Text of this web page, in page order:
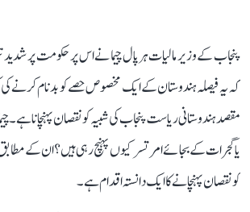
پنجاب کے وزیر مالیات ہرپال چیما نے اس پر حکومت پر شدید
کہ یہ فیصلہ ہندوستان کے ایک مخصوص حصے کو بدنام کرنے
مقصد ہندوستانی ریاست پنجاب کی شبیہ کو نقصان پہنچانا ہے۔
یا گجرات کے بجائے امرتسر کیوں پہنچ رہی ہیں؟ ان کے مطابق
کو نقصان پہنچانے کا ایک دانستہ اقدام ہے۔